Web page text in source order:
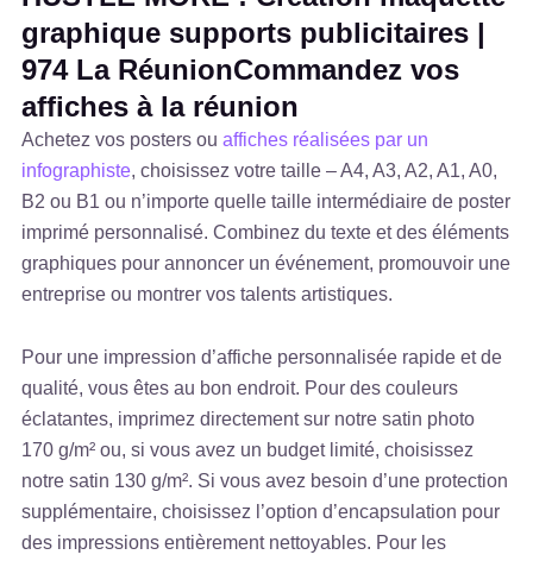
graphique supports publicitaires |
974 La RéunionCommandez vos
affiches à la réunion
Achetez vos posters ouaffiches réalisées par un
infographiste, choisissez votre taille – A4, A3, A2, A1, A0,
B2 ou B1 ou n’importe quelle taille intermédiaire de poster
imprimé personnalisé. Combinez du texte et des éléments
graphiques pour annoncer un événement, promouvoir une
entreprise ou montrer vos talents artistiques.
Pour une impression d’affiche personnalisée rapide et de
qualité, vous êtes au bon endroit. Pour des couleurs
éclatantes, imprimez directement sur notre satin photo
170 g/m² ou, si vous avez un budget limité, choisissez
notre satin 130 g/m². Si vous avez besoin d’une protection
supplémentaire, choisissez l’option d’encapsulation pour
des impressions entièrement nettoyables. Pour les